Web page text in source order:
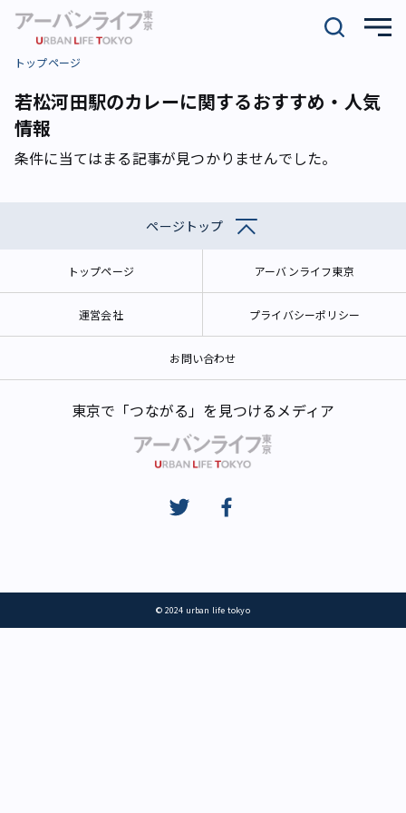
トップページ
若松河田駅のカレーに関するおすすめ・人気
情報
条件に当てはまる記事が見つかりませんでした。
ページトップ
トップページ アーバンライフ東京
運営会社 プライバシーポリシー
お問い合わせ
東京で「つながる」を見つけるメディア
© 2024 urban life tokyo